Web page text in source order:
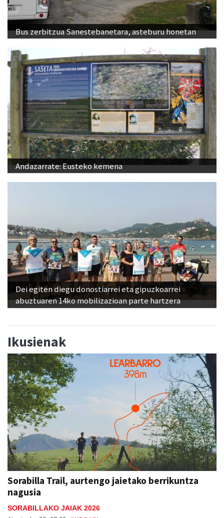
Bus zerbitzua Sanestebanetara, asteburu honetan
Andazarrate: Eusteko kemena
Dei egiten diegu donostiarrei eta gipuzkoarrei
abuztuaren 14ko mobilizazioan parte hartzera
Ikusienak
Sorabilla Trail, aurtengo jaietako berrikuntza
nagusia
SORABILLAKO JAIAK 2026